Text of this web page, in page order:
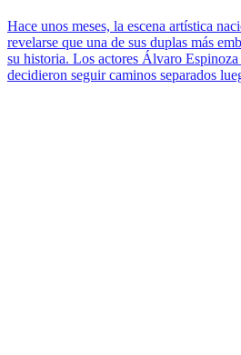
Hace unos meses, la escena artística
revelarse que una de sus duplas más
su historia. Los actores Álvaro
decidieron seguir caminos separados